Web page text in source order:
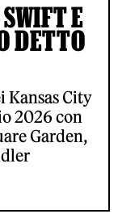
E
DETTO
Kansas City
2026 con
Garden,